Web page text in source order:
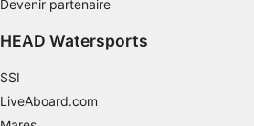
Devenir partenaire
HEAD Watersports
SSI
LiveAboard.com